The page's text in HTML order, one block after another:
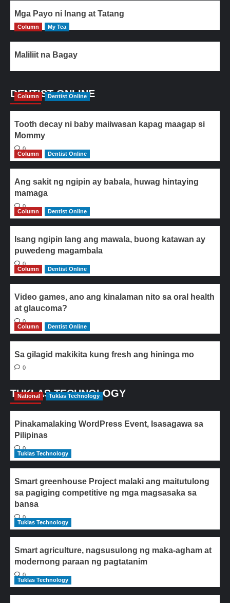
Mga Payo ni Inang at Tatang
Column My Tea
Maliliit na Bagay
DENTIST ONLINE
Column Dentist Online
Tooth decay ni baby maiiwasan kapag maagap si
Mommy
0
Column
Dentist Online
Ang sakit ng ngipin ay babala, huwag hintaying
mamaga
0
Column
Dentist Online
Isang ngipin lang ang mawala, buong katawan ay
puwedeng magambala
0
Column
Dentist Online
Video games, ano ang kinalaman nito sa oral health
at glaucoma?
0
Column
Dentist Online
Sa gilagid makikita kung fresh ang hininga mo
0
TUKLAS TECHNOLOGY
National Tuklas Technology
Pinakamalaking WordPress Event, Isasagawa sa
Pilipinas
0
Tuklas Technology
Smart greenhouse Project malaki ang maitutulong
sa pagiging competitive ng mga magsasaka sa
bansa
0
Tuklas Technology
Smart agriculture, nagsusulong ng maka-agham at
modernong paraan ng pagtatanim
0
Tuklas Technology